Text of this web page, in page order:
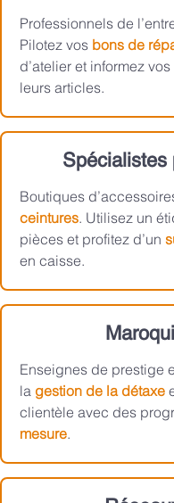
Professionnels de
Pilotez vos bons de
d’atelier et informez
leurs articles.
Spécialistes
Boutiques
ceintures. Utilisez un
pièces et profitez d’un
en caisse.
Enseignes de prestige
la gestion de la détaxe
clientèle avec des
mesure.